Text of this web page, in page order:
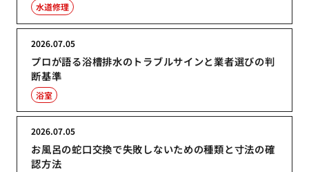
水道修理
プロが語る浴槽排水のトラブルサインと業者選びの判
断基準
2026.07.05
浴室
お風呂の蛇口交換で失敗しないための種類と寸法の確
認方法
2026.07.05